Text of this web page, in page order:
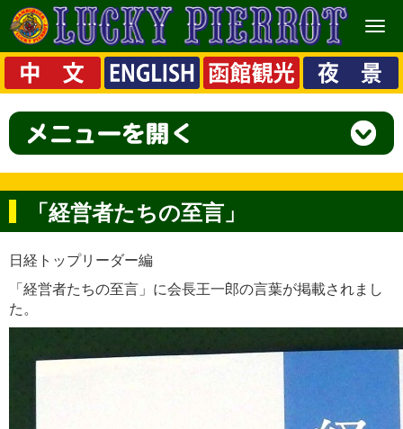
メ
ニ
ュ
ー
「経営者たちの至言」
日経トップリーダー編
「経営者たちの至言」に会長王一郎の言葉が掲載されまし
た。